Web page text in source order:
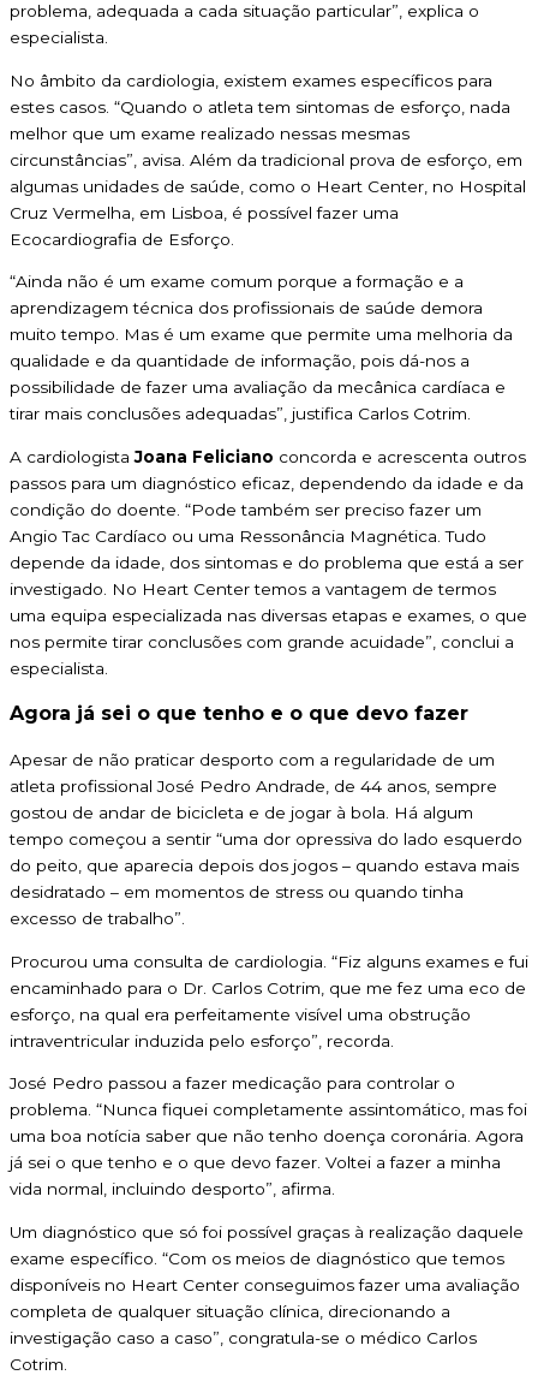
problema, adequada a cada situação particular”, explica o
especialista.
No âmbito da cardiologia, existem exames específicos para
estes casos. “Quando o atleta tem sintomas de esforço, nada
melhor que um exame realizado nessas mesmas
circunstâncias”, avisa. Além da tradicional prova de esforço, em
algumas unidades de saúde, como o Heart Center, no Hospital
Cruz Vermelha, em Lisboa, é possível fazer uma
Ecocardiografia de Esforço.
“Ainda não é um exame comum porque a formação e a
aprendizagem técnica dos profissionais de saúde demora
muito tempo. Mas é um exame que permite uma melhoria da
qualidade e da quantidade de informação, pois dá-nos a
possibilidade de fazer uma avaliação da mecânica cardíaca e
tirar mais conclusões adequadas”, justifica Carlos Cotrim.
A cardiologistaJoana Feliciano concorda e acrescenta outros
passos para um diagnóstico eficaz, dependendo da idade e da
condição do doente. “Pode também ser preciso fazer um
Angio Tac Cardíaco ou uma Ressonância Magnética. Tudo
depende da idade, dos sintomas e do problema que está a ser
investigado. No Heart Center temos a vantagem de termos
uma equipa especializada nas diversas etapas e exames, o que
nos permite tirar conclusões com grande acuidade”, conclui a
especialista.
Agora já sei o que tenho e o que devo fazer
Apesar de não praticar desporto com a regularidade de um
atleta profissional José Pedro Andrade, de 44 anos, sempre
gostou de andar de bicicleta e de jogar à bola. Há algum
tempo começou a sentir “uma dor opressiva do lado esquerdo
do peito, que aparecia depois dos jogos – quando estava mais
desidratado – em momentos de stress ou quando tinha
excesso de trabalho”.
Procurou uma consulta de cardiologia. “Fiz alguns exames e fui
encaminhado para o Dr. Carlos Cotrim, que me fez uma eco de
esforço, na qual era perfeitamente visível uma obstrução
intraventricular induzida pelo esforço”, recorda.
José Pedro passou a fazer medicação para controlar o
problema. “Nunca fiquei completamente assintomático, mas foi
uma boa notícia saber que não tenho doença coronária. Agora
já sei o que tenho e o que devo fazer. Voltei a fazer a minha
vida normal, incluindo desporto”, afirma.
Um diagnóstico que só foi possível graças à realização daquele
exame específico. “Com os meios de diagnóstico que temos
disponíveis no Heart Center conseguimos fazer uma avaliação
completa de qualquer situação clínica, direcionando a
investigação caso a caso”, congratula-se o médico Carlos
Cotrim.